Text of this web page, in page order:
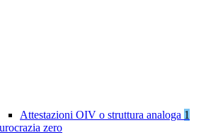
Attestazioni OIV o struttura analoga 1
zero